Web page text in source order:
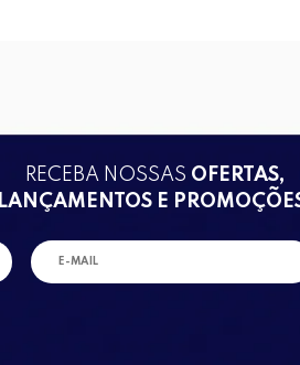
RECEBA NOSSAS OFERTAS,
LANÇAMENTOS E